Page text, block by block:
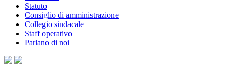
Statuto
Consiglio di amministrazione
Collegio sindacale
Staff operativo
Parlano di noi